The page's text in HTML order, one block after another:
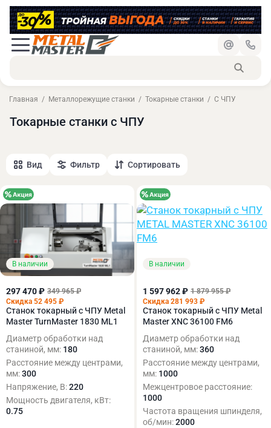
Главная Металлорежущие станки Токарные станки C ЧПУ
Токарные станки с ЧПУ
Вид Фильтр Сортировать
В наличии
297 470 ₽ 349 965 ₽
Скидка 52 495 ₽
Станок токарный с ЧПУ Metal
Master TurnMaster 1830 ML1
Диаметр обработки над
станиной, мм: 180
Расстояние между центрами,
мм:300
Напряжение, В:220
Мощность двигателя, кВт:
0.75
В наличии
1 597 962 ₽ 1 879 955 ₽
Скидка 281 993 ₽
Станок токарный с ЧПУ Metal
Master XNC 36100 FM6
Диаметр обработки над
станиной, мм:360
Расстояние между центрами,
мм: 1000
Межцентровое расстояние:
1000
Частота вращения шпинделя,
об/мин:2000